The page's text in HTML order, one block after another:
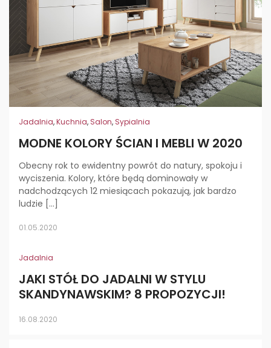
Jadalnia,Kuchnia, Salon, Sypialnia
MODNE KOLORY ŚCIAN I MEBLI W 2020
Obecny rok to ewidentny powrót do natury, spokoju i
wyciszenia. Kolory, które będą dominowały w
nadchodzących 12 miesiącach pokazują, jak bardzo
ludzie […]
01.05.2020
Jadalnia
JAKI STÓŁ DO JADALNI W STYLU
SKANDYNAWSKIM? 8 PROPOZYCJI!
16.08.2020